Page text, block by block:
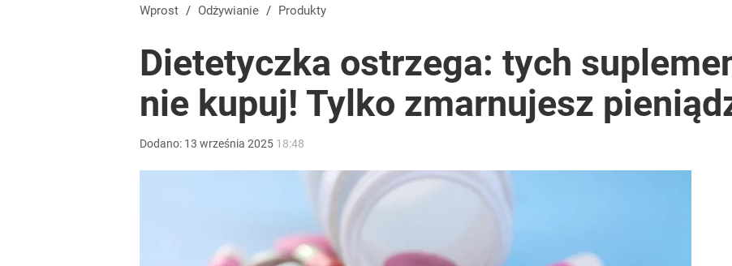
Wprost / Odżywianie / Produkty
Dietetyczka ostrzega: tych
nie kupuj! Tylko zmarnujesz
Dodano: 13 września 2025 18:48